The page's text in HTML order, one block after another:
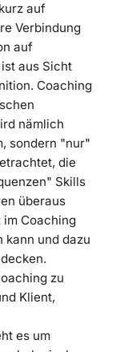
auf
Verbindung
auf
aus Sicht
Coaching
nämlich
sondern "nur"
die
Skills
überaus
Coaching
und dazu
zu
Klient,
es um